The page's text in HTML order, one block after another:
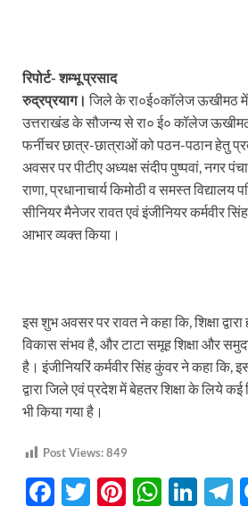
रिपोर्ट- शम्भू प्रसाद
रुद्रप्रयाग। जिले के रा०ई०कॉलेज ऊखीमठ में
उत्तराखंड के सौजन्य से रा० ई० कॉलेज
फर्नीचर छात्र-छात्राओं को पठन-पठान हेतु
अवसर पर पीटीए अध्यक्ष संदीप पुष्पवां, नगर
राणा, प्रधानाचार्य किमोठी व समस्त
सीनियर मैनेजर रावत एवं इंजीनियर कर्मवीर
आभार व्यक्त किया।
इस शुभ अवसर पर रावत ने कहा कि, शिक्षा
विकास संभव है, और टाटा समूह शिक्षा और
है। इंजीनियरिं कर्मवीर सिंह कुंवर ने कहा कि,
द्वारा जिले एवं प्रदेश में बेहतर शिक्षा के लिये कई
भी किया गया है।
Post Views:849
F
T
Pi W Li